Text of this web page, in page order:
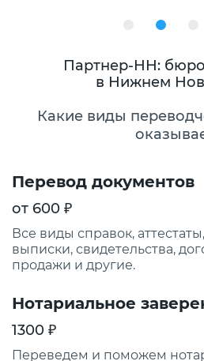
Партнер-НН:
в Нижнем
Какие виды
Перевод документов
от 600 ₽
Все виды справок,
выписки, свидетельства,
продажи и другие.
Нотариальное
1300 ₽
Переведем и поможем